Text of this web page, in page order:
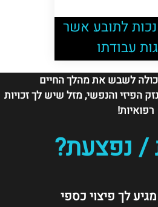
אישור זכאות 19% נכות לתובע אשר
עבודתו
לשבש את מהלך החיים
הפיזי והנפשי, מזל שיש לך זכויות
רפואיות!
/ נפצעת?
לך פיצוי כספי